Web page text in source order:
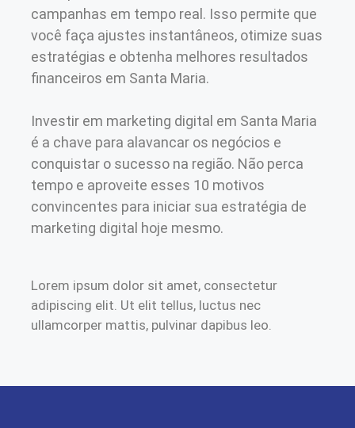
campanhas em tempo real. Isso permite que
você faça ajustes instantâneos, otimize suas
estratégias e obtenha melhores resultados
financeiros em Santa Maria.
Investir em marketing digital em Santa Maria
é a chave para alavancar os negócios e
conquistar o sucesso na região. Não perca
tempo e aproveite esses 10 motivos
convincentes para iniciar sua estratégia de
marketing digital hoje mesmo.
Lorem ipsum dolor sit amet, consectetur
adipiscing elit. Ut elit tellus, luctus nec
ullamcorper mattis, pulvinar dapibus leo.